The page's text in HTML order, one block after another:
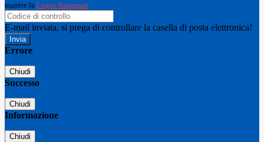
tramite la Login Spaggiari
E-mail inviata, si prega di controllare la casella di posta elettronica!
Errore
Chiudi
Successo
Chiudi
Informazione
Chiudi